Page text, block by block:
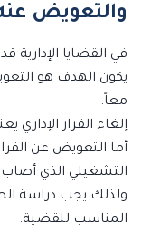
والتعويض
في القضايا الإدارية
يكون الهدف هو
معاً.
إلغاء القرار الإداري
أما التعويض عن
التشغيلي الذي
ولذلك يجب دراسة
المناسب للقضية.